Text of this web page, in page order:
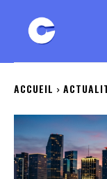
ACCUEIL